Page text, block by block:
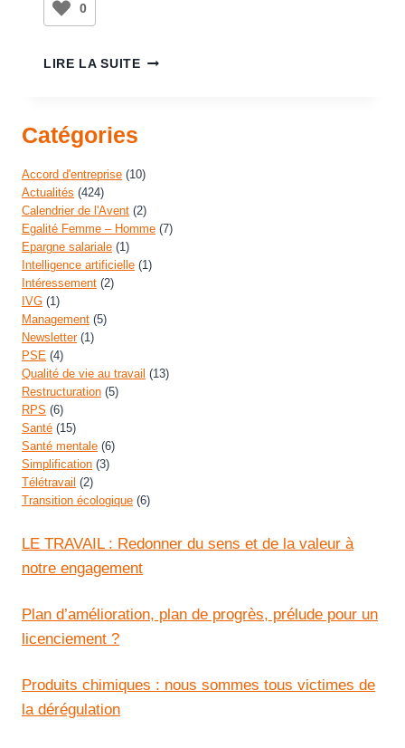
0
LIRE LA SUITE
Catégories
Accord d'entreprise (10)
Actualités (424)
Calendrier de l'Avent (2)
Egalité Femme – Homme (7)
Epargne salariale (1)
Intelligence artificielle (1)
Intéressement (2)
IVG (1)
Management (5)
Newsletter(1)
PSE (4)
Qualité de vie au travail (13)
Restructuration (5)
RPS (6)
Santé (15)
Santé mentale (6)
Simplification (3)
Télétravail (2)
Transition écologique (6)
LE TRAVAIL : Redonner du sens et de la valeur à
notre engagement
Plan d’amélioration, plan de progrès, prélude pour un
licenciement ?
Produits chimiques : nous sommes tous victimes de
la dérégulation